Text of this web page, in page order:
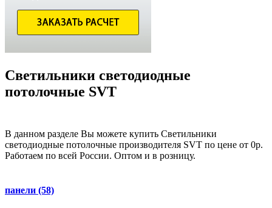
Светильники светодиодные
потолочные SVT
В данном разделе Вы можете купить Светильники
светодиодные потолочные производителя SVT по цене от 0р.
Работаем по всей России. Оптом и в розницу.
панели (58)